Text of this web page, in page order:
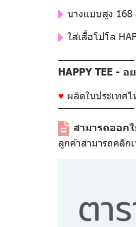
นางแบบสูง 168
ใส่เสื้อโปโล
––––––––––––––
HAPPY TEE -
♥ ผลิตในประเทศ
––––––––––––––
สามารถออก
ลูกค้าสามารถคลิก